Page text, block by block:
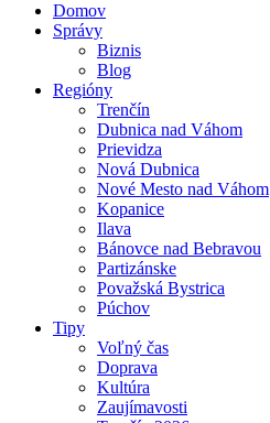
Domov
Správy
Biznis
Blog
Regióny
Trenčín
Dubnica nad Váhom
Prievidza
Nová Dubnica
Nové Mesto nad Váhom
Kopanice
Ilava
Bánovce nad Bebravou
Partizánske
Považská Bystrica
Púchov
Tipy
Voľný čas
Doprava
Kultúra
Zaujímavosti